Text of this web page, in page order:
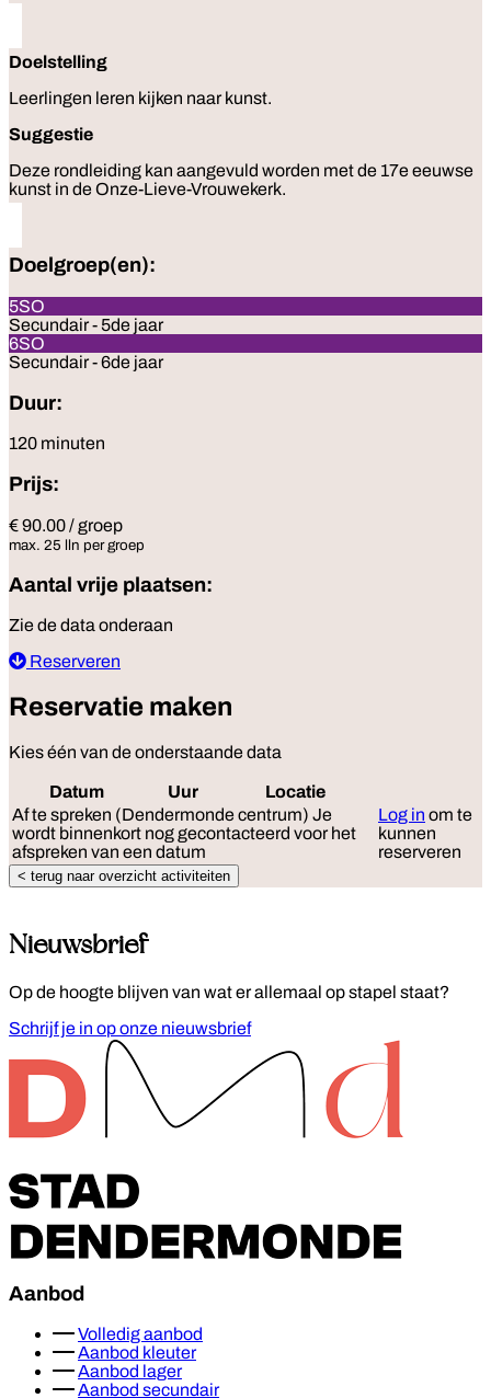
Doelstelling
Leerlingen leren kijken naar kunst.
Suggestie
Deze rondleiding kan aangevuld worden met de 17e eeuwse
kunst in de Onze-Lieve-Vrouwekerk.
Doelgroep(en):
5SO
Secundair - 5de jaar
6SO
Secundair - 6de jaar
Duur:
120 minuten
Prijs:
€ 90.00 / groep
max. 25 lln per groep
Aantal vrije plaatsen:
Zie de data onderaan
Reserveren
Reservatie maken
Kies één van de onderstaande data
Datum Uur Locatie
Af te spreken (Dendermonde centrum) Je
wordt binnenkort nog gecontacteerd voor het
afspreken van een datum
Log in om te
kunnen
reserveren
< terug naar overzicht activiteiten
Nieuwsbrief
Op de hoogte blijven van wat er allemaal op stapel staat?
Schrijf je in op onze nieuwsbrief
Aanbod
Volledig aanbod
Aanbod kleuter
Aanbod lager
Aanbod secundair